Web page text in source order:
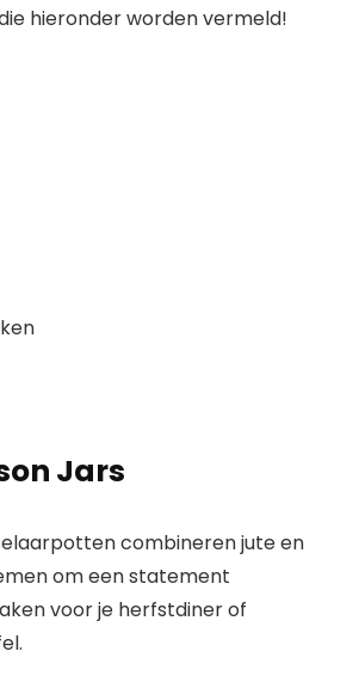
hieronder worden vermeld!
Jars
combineren jute en
om een ​​statement
voor je herfstdiner of